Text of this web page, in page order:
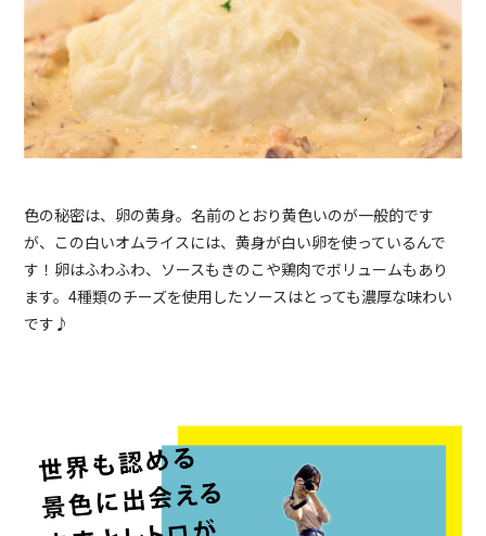
色の秘密は、卵の黄身。名前のとおり黄色いのが一般的です
が、この白いオムライスには、黄身が白い卵を使っているんで
す！卵はふわふわ、ソースもきのこや鶏肉でボリュームもあり
ます。4種類のチーズを使用したソースはとっても濃厚な味わい
です♪